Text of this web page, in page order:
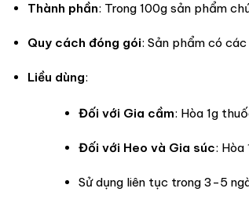
Thành phần: Trong 100g sản phẩm
Quy cách đóng gói: Sản phẩm có
Liều dùng:
Đối với Gia cầm: Hòa 1g
Đối với Heo và Gia súc:
Sử dụng liên tục trong 3-5